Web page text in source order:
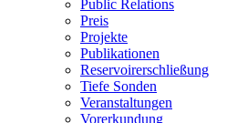
Public Relations
Preis
Projekte
Publikationen
Reservoirerschließung
Tiefe Sonden
Veranstaltungen
Vorerkundung